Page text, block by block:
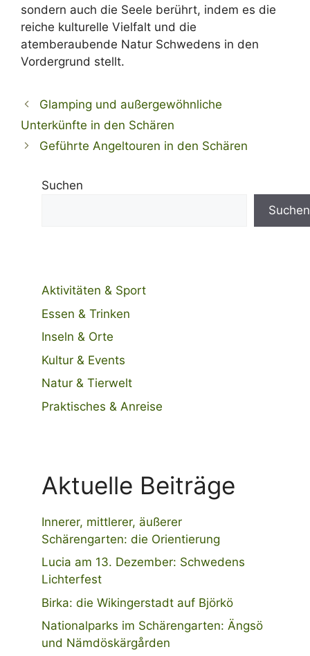
sondern auch die Seele berührt, indem es die
reiche kulturelle Vielfalt und die
atemberaubende Natur Schwedens in den
Vordergrund stellt.
Glamping und außergewöhnliche
Unterkünfte in den Schären
Geführte Angeltouren in den Schären
Suchen
Suchen
Aktivitäten & Sport
Essen & Trinken
Inseln & Orte
Kultur & Events
Natur & Tierwelt
Praktisches & Anreise
Aktuelle Beiträge
Innerer, mittlerer, äußerer
Schärengarten: die Orientierung
Lucia am 13. Dezember: Schwedens
Lichterfest
Birka: die Wikingerstadt auf Björkö
Nationalparks im Schärengarten: Ängsö
und Nämdöskärgården